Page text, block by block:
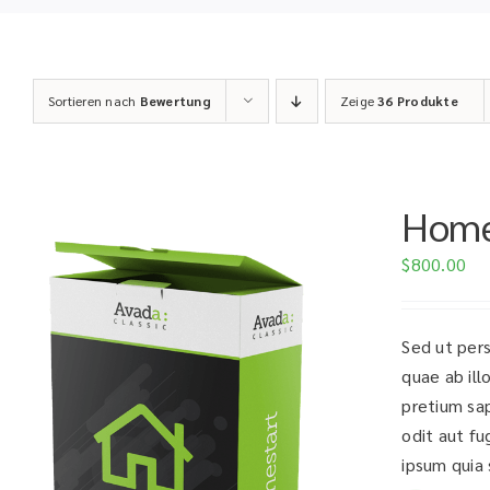
Sortieren nach Bewertung Zeige36 Produkte
$800.00
Sed ut
quae ab
pretium
odit aut
ipsum quia